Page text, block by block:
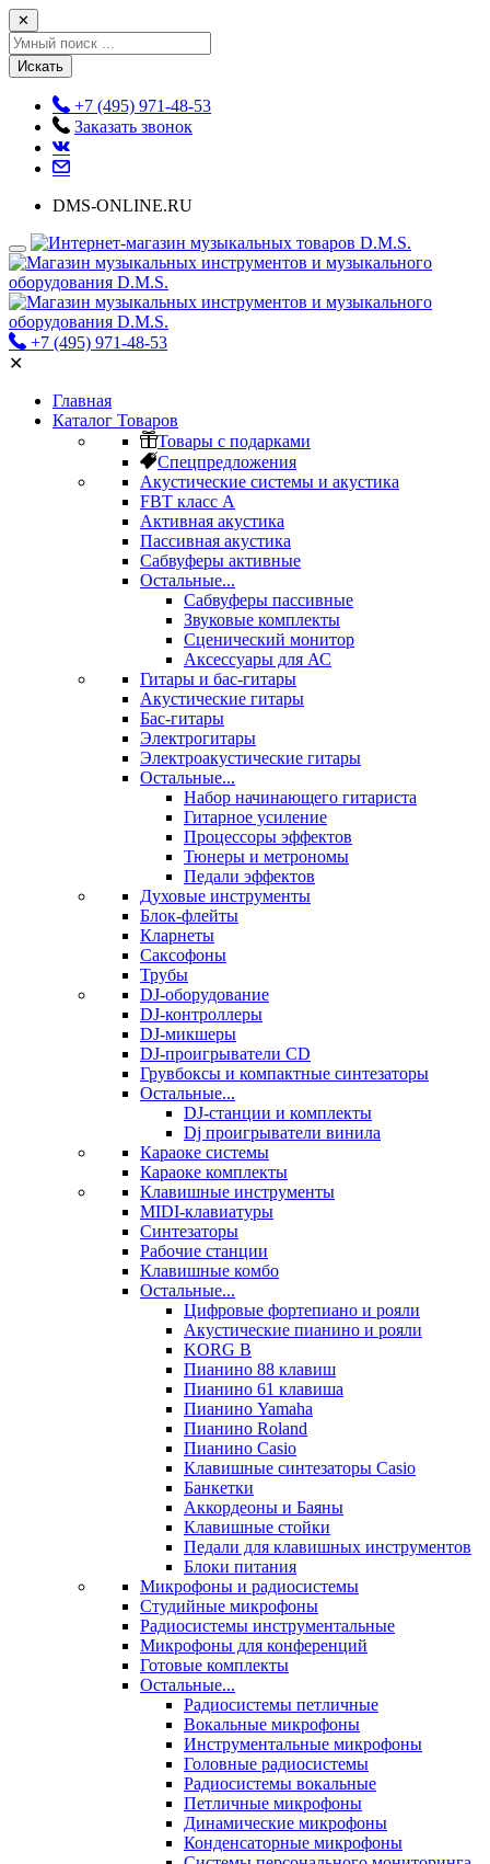
✕
Искать
+7 (495) 971-48-53
Заказать звонок
DMS-ONLINE.RU
+7 (495) 971-48-53
✕
Главная
Каталог Товаров
Товары с подарками
Спецпредложения
Акустические системы и акустика
FBT класс А
Активная акустика
Пассивная акустика
Сабвуферы активные
Остальные...
Сабвуферы пассивные
Звуковые комплекты
Сценический монитор
Аксессуары для АС
Гитары и бас-гитары
Акустические гитары
Бас-гитары
Электрогитары
Электроакустические гитары
Остальные...
Набор начинающего гитариста
Гитарное усиление
Процессоры эффектов
Тюнеры и метрономы
Педали эффектов
Духовые инструменты
Блок-флейты
Кларнеты
Саксофоны
Трубы
DJ-оборудование
DJ-контроллеры
DJ-микшеры
DJ-проигрыватели CD
Грувбоксы и компактные синтезаторы
Остальные...
DJ-станции и комплекты
Dj проигрыватели винила
Караоке системы
Караоке комплекты
Клавишные инструменты
MIDI-клавиатуры
Синтезаторы
Рабочие станции
Клавишные комбо
Остальные...
Цифровые фортепиано и рояли
Акустические пианино и рояли
KORG B
Пианино 88 клавиш
Пианино 61 клавиша
Пианино Yamaha
Пианино Roland
Пианино Casio
Клавишные синтезаторы Casio
Банкетки
Аккордеоны и Баяны
Клавишные стойки
Педали для клавишных инструментов
Блоки питания
Микрофоны и радиосистемы
Студийные микрофоны
Радиосистемы инструментальные
Микрофоны для конференций
Готовые комплекты
Остальные...
Радиосистемы петличные
Вокальные микрофоны
Инструментальные микрофоны
Головные радиосистемы
Радиосистемы вокальные
Петличные микрофоны
Динамические микрофоны
Конденсаторные микрофоны